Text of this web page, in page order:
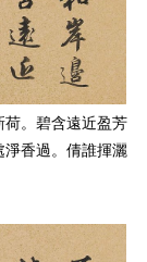
荷。碧含遠近盈芳
香過。倩誰揮灑